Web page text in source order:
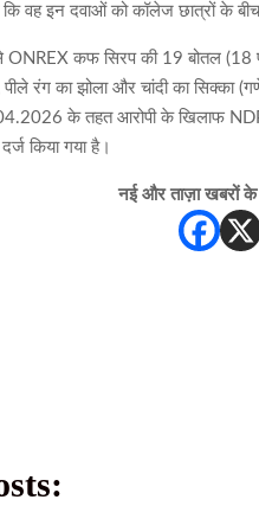
कि वह इन दवाओं को कॉलेज छात्रों के
से ONREX कफ सिरप की 19 बोतल
रंग का झोला और चांदी का सिक्का
के तहत आरोपी के खिलाफ
किया गया है।
नई और ताज़ा खबरों